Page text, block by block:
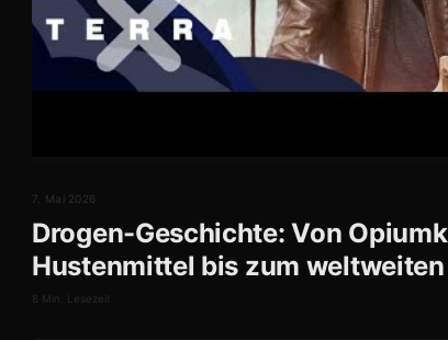
7. Mai 2026
Drogen-Geschichte: Von
Hustenmittel bis zum
8 Min. Lesezeit